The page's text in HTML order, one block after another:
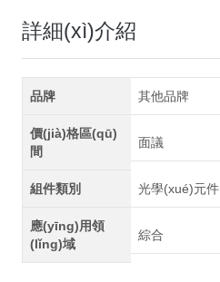
詳細(xì)介紹
品牌 其他品牌
價(jià)格區(qū)
間
面議
組件類別 光學(xué)元件
應(yīng)用領
(lǐng)域
綜合